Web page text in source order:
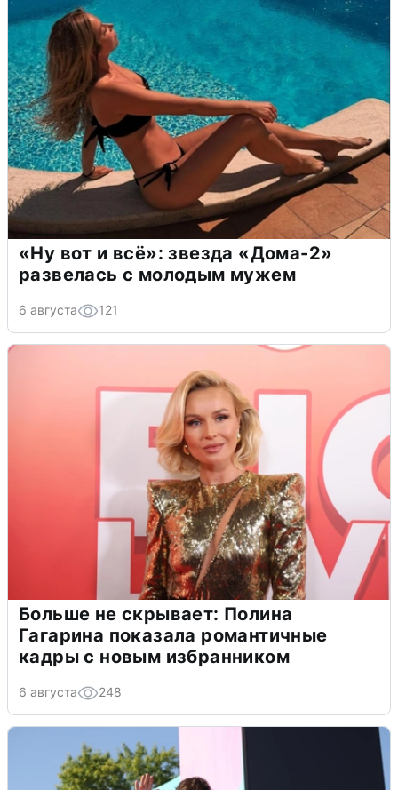
«Ну вот и всё»: звезда «Дома-2»
развелась с молодым мужем
6 августа 121
Больше не скрывает: Полина
Гагарина показала романтичные
кадры с новым избранником
6 августа 248